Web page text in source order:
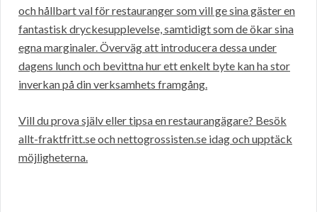
och hållbart val för restauranger som vill ge sina gäster en
fantastisk dryckesupplevelse, samtidigt som de ökar sina
egna marginaler. Överväg att introducera dessa under
dagens lunch och bevittna hur ett enkelt byte kan ha stor
inverkan på din verksamhets framgång.
Vill du prova själv eller tipsa en restaurangägare? Besök
allt-fraktfritt.se och nettogrossisten.se idag och upptäck
möjligheterna.